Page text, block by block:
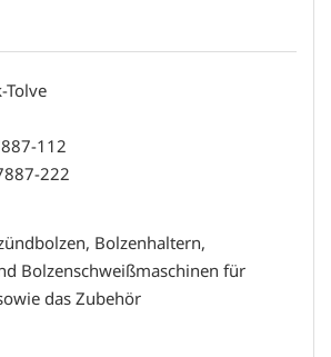
Tolve
112
222
Bolzenhaltern,
Bolzenschweißmaschinen für
das Zubehör